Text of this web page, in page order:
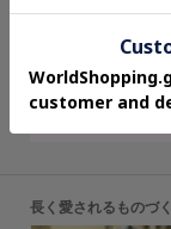
長く愛されるものづ